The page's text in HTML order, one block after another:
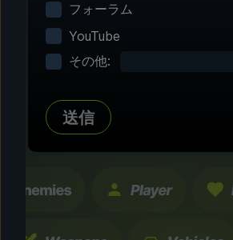
ステップ2 - 機能を
エクスペリエン
数百にも及ぶコミュニティテスト
び機能を探索。すべての変更は一
フォーラム
YouTube
その他:
送信